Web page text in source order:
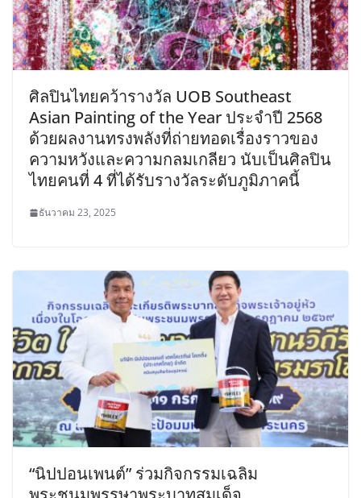
ศิลปินไทยคว้ารางวัล UOB Southeast
Asian Painting of the Year ประจำปี 2568
ด้วยผลงานทรงพลังที่ถ่ายทอดเรื่องราวของ
ความหวังและความกลมเกลียว นับเป็นศิลปิน
ไทยคนที่ 4 ที่ได้รับรางวัลระดับภูมิภาคนี้
ธันวาคม 23, 2025
“นิปปอนเพนต์” ร่วมกิจกรรมเฉลิม